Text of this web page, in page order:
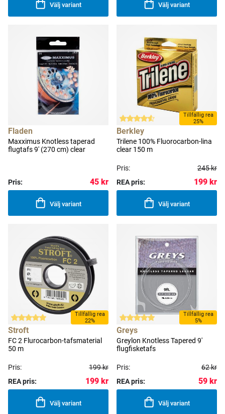
Välj variant Välj variant
Fladen
Maxximus Knotless taperad
flugtafs 9' (270 cm) clear
Pris: 45 kr
Välj variant
Tillfällig rea
25%
Berkley
Trilene 100% Fluorocarbon-lina
clear 150 m
Pris:
245 kr
REA pris:
199 kr
Välj variant
Tillfällig rea
22%
Stroft
FC 2 Flurocarbon-tafsmaterial
50 m
Pris:
199 kr
REA pris:
199 kr
Välj variant
Tillfällig rea
5%
Greys
Greylon Knotless Tapered 9'
flugfisketafs
Pris:
62 kr
REA pris:
59 kr
Välj variant